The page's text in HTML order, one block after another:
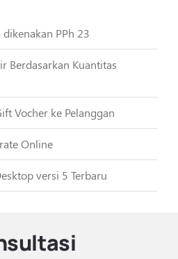
PPh 23
Berdasarkan Kuantitas
Vocher ke Pelanggan
Online
versi 5 Terbaru